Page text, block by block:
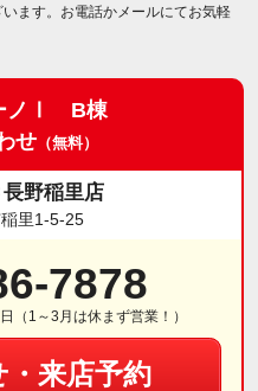
ます。お電話かメールにてお気軽
ノⅠ B棟
せ （無料）
野稲里店
里1-5-25
7878
（1～3月は休まず営業！）
来店予約